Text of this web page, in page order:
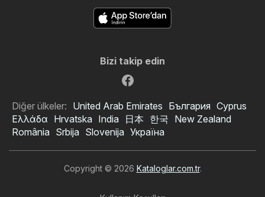
Bizi takip edin
Diğer ülkeler: United Arab Emirates България Cyprus
Ελλάδα Hrvatska India 日本 한국 New Zealand
România Srbija Slovenija Україна
Copyright © 2026 Kataloglar.com.tr.